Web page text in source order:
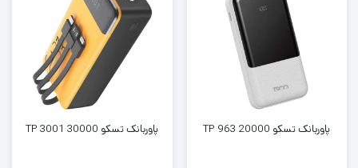
پاوربانک تسکو TP 963 20000 پاوربانک تسکو TP 3001 30000